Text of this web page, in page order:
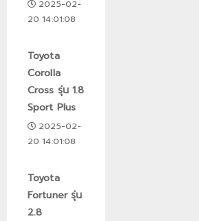
2025-02-
20 14:01:08
Toyota
Corolla
Cross รุ่น 1.8
Sport Plus
2025-02-
20 14:01:08
Toyota
Fortuner รุ่น
2.8